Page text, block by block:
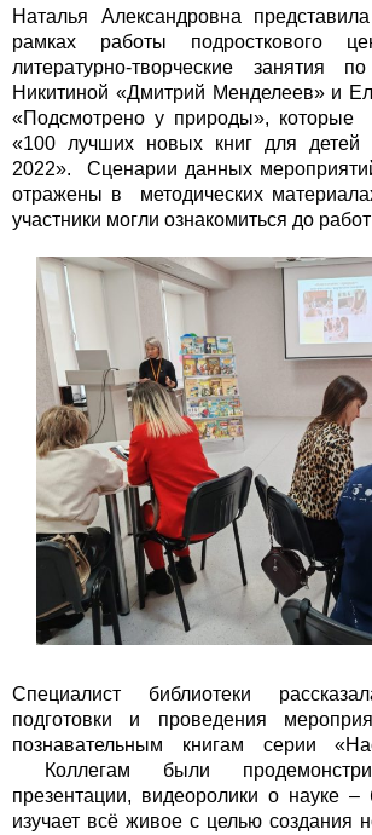
Наталья Александровна
рамках работы подросткового
литературно-творческие занятия
Никитиной «Дмитрий Менделеев» и
«Подсмотрено у природы», которые
«100 лучших новых книг для
2022». Сценарии данных
отражены в методических
участники могли ознакомиться до
Специалист библиотеки
подготовки и проведения
познавательным книгам серии
Коллегам были
презентации, видеоролики о науке –
изучает всё живое с целью создания